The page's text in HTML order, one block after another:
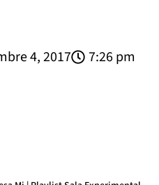
4, 2017
7:26 pm